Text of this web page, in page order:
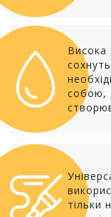
Висока
собою,
тільки